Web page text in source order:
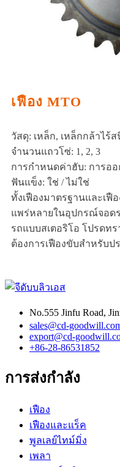
เฟือง MTO
วัสดุ: เหล็ก, เหล็กกล้าไร้
จำนวนแถวโซ่: 1, 2, 3
การกำหนดค่าฮับ: การอ
ฟันแข็ง: ใช่ / ไม่ใช่
ทั้งเฟืองมาตรฐานและเฟื
แพร่หลายในอุปกรณ์จอด
รถแบบสเตอริโอ โปรดทร
ต้องการเฟืองขับสำหรับ
No.555 Jinfu Road,
sales@cd-
export@cd-
+86-28-86531852
การส่งกำลัง
เฟือง
เฟืองและแร็ค
พูลเลย์ไทม์มิ่ง
เพลา